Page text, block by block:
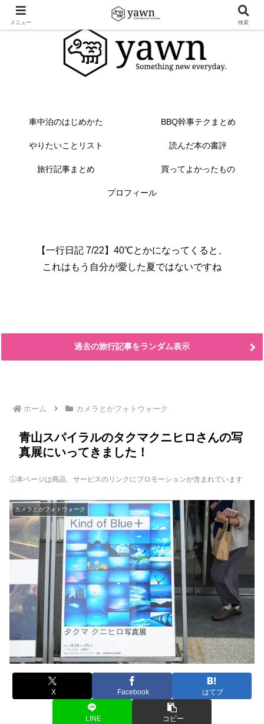
車中泊のはじめかた BBQ幹事テクまとめ
やりたいことリスト 読んだ本の書評
旅行記事まとめ 買ってよかったもの
プロフィール
【一行日記 7/22】40℃とかになってくると、
これはもう自分が愛した夏ではないですね
過去の旅行記事をランダム表示
ホーム カメラとかフォトウォーク
青山スパイラルのタクマクニヒロさんの写
真展にいってきました！
ⓘ本ページは商品、サービスのリンクにプロモーションが含まれています
カメラとかフォトウォーク
X Facebook はてブ
LINE コピー
メニュー 検索